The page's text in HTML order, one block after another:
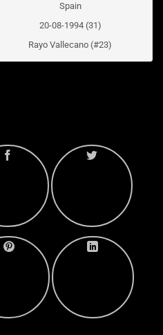
Spain
20-08-1994 (31)
Rayo Vallecano (#23)